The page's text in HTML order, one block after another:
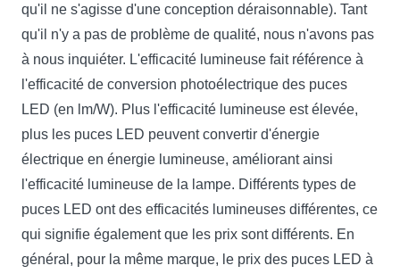
qu'il ne s'agisse d'une conception déraisonnable). Tant
qu'il n'y a pas de problème de qualité, nous n'avons pas
à nous inquiéter. L'efficacité lumineuse fait référence à
l'efficacité de conversion photoélectrique des puces
LED (en lm/W). Plus l'efficacité lumineuse est élevée,
plus les puces LED peuvent convertir d'énergie
électrique en énergie lumineuse, améliorant ainsi
l'efficacité lumineuse de la lampe. Différents types de
puces LED ont des efficacités lumineuses différentes, ce
qui signifie également que les prix sont différents. En
général, pour la même marque, le prix des puces LED à